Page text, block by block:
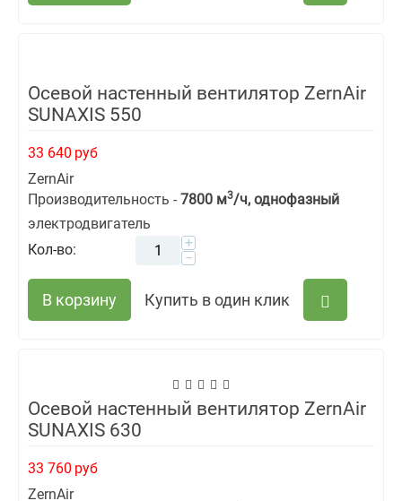
Осевой настенный вентилятор ZernAir
SUNAXIS 550
33 640 руб
ZernAir
Производительность - 7800 м3/ч, однофазный
электродвигатель
Кол-во:
+
−
В корзину Купить в один клик
Осевой настенный вентилятор ZernAir
SUNAXIS 630
33 760 руб
ZernAir